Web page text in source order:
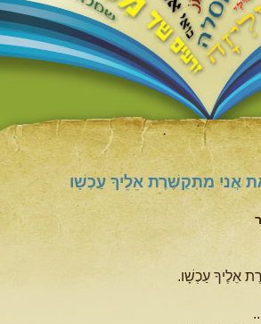
אֲניִ מִתְקַשֶׁרֶת אֵלֵיךָ עַכְשָׁו
אֵלֶיךָ עַכְשָׁו.